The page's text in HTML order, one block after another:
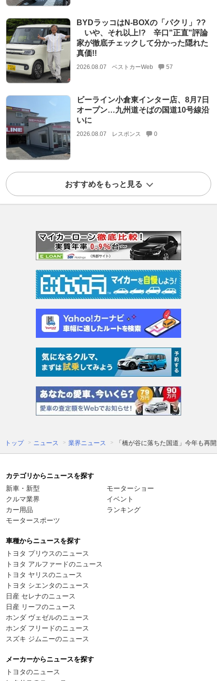
BYDラッコはN-BOXの「パクリ」??
いや、それ以上!? 辛口"正直"評論
家が徹底チェックして分かった隠れた
真価!!
2026.08.07 ベストカーWeb 57
ビーライン小倉東インター店、8月7日
オープン…九州道そばの国道10号線沿
いに
2026.08.07 レスポンス 0
おすすめをもっと見る
トップ ニュース 業界ニュース 「橋が谷に落ちた国道」今年も再
カテゴリからニュースを探す
新車・新型
クルマ業界
カー用品
モータースポーツ
モーターショー
イベント
ランキング
車種からニュースを探す
トヨタ プリウスのニュース
トヨタ アルファードのニュース
トヨタ ヤリスのニュース
トヨタ シエンタのニュース
日産 セレナのニュース
日産 リーフのニュース
ホンダ ヴェゼルのニュース
ホンダ フリードのニュース
スズキ ジムニーのニュース
メーカーからニュースを探す
トヨタのニュース